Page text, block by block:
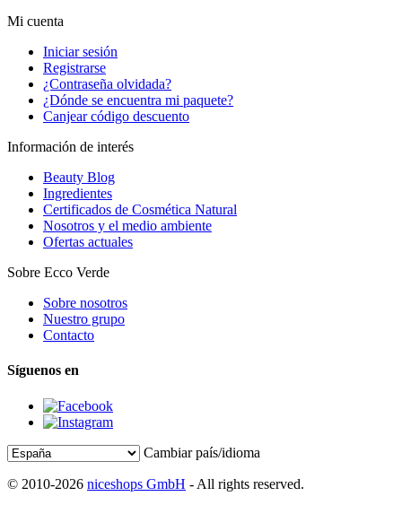
Mi cuenta
Iniciar sesión
Registrarse
¿Contraseña olvidada?
¿Dónde se encuentra mi paquete?
Canjear código descuento
Información de interés
Beauty Blog
Ingredientes
Certificados de Cosmética Natural
Nosotros y el medio ambiente
Ofertas actuales
Sobre Ecco Verde
Sobre nosotros
Nuestro grupo
Contacto
Síguenos en
Cambiar país/idioma
© 2010-2026 niceshops GmbH - All rights reserved.